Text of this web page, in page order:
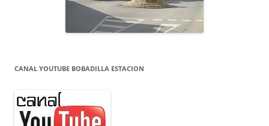
CANAL YOUTUBE BOBADILLA ESTACION